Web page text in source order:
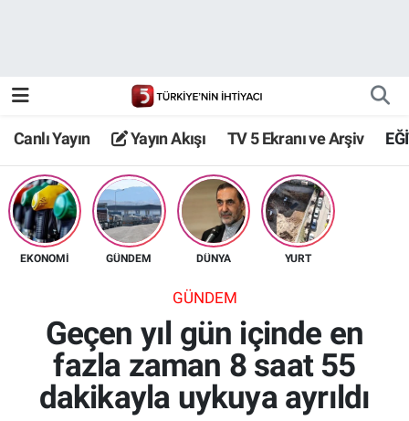
Canlı Yayın Yayın Akışı TV 5 Ekranı ve Arşiv
EKONOMİ GÜNDEM DÜNYA YURT
GÜNDEM
Geçen yıl gün içinde en
fazla zaman 8 saat 55
dakikayla uykuya ayrıldı
TV 5 Ekranı ve Arşiv